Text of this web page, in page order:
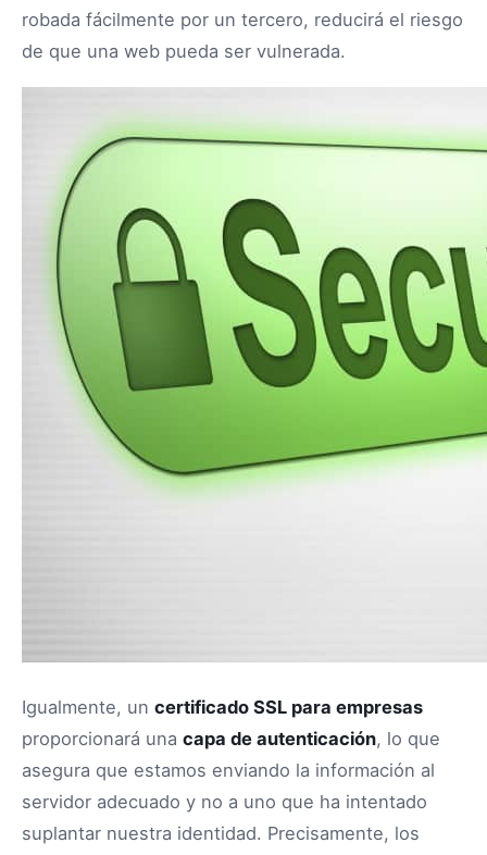
robada fácilmente por un tercero, reducirá el riesgo
de que una web pueda ser vulnerada.
Igualmente, un certificado SSL para empresas
proporcionará una capa de autenticación, lo que
asegura que estamos enviando la información al
servidor adecuado y no a uno que ha intentado
suplantar nuestra identidad. Precisamente, los